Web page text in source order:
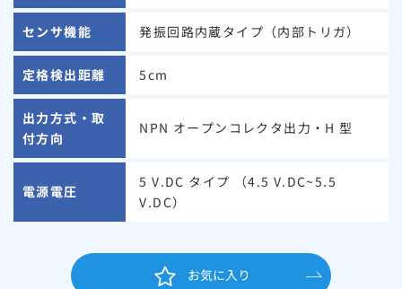
センサ機能 発振回路内蔵タイプ（内部トリガ）
定格検出距離 5cm
出力方式・取
付方向
NPN オープンコレクタ出力・H 型
電源電圧
5 V.DC タイプ （4.5 V.DC~5.5
V.DC）
お気に入り